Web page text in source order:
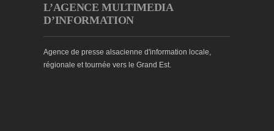
L’AGENCE MULTIMEDIA
D’INFORMATION
Agence de presse alsacienne d'information locale,
régionale et tournée vers le Grand Est.